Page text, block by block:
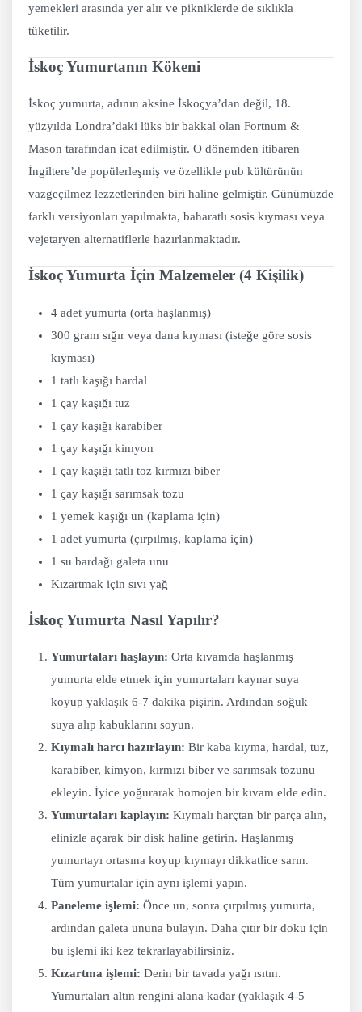
yemekleri arasında yer alır ve pikniklerde de sıklıkla
tüketilir.
İskoç Yumurtanın Kökeni
İskoç yumurta, adının aksine İskoçya’dan değil, 18.
yüzyılda Londra’daki lüks bir bakkal olan Fortnum &
Mason tarafından icat edilmiştir. O dönemden itibaren
İngiltere’de popülerleşmiş ve özellikle pub kültürünün
vazgeçilmez lezzetlerinden biri haline gelmiştir. Günümüzde
farklı versiyonları yapılmakta, baharatlı sosis kıyması veya
vejetaryen alternatiflerle hazırlanmaktadır.
İskoç Yumurta İçin Malzemeler (4 Kişilik)
4 adet yumurta (orta haşlanmış)
300 gram sığır veya dana kıyması (isteğe göre sosis
kıyması)
1 tatlı kaşığı hardal
1 çay kaşığı tuz
1 çay kaşığı karabiber
1 çay kaşığı kimyon
1 çay kaşığı tatlı toz kırmızı biber
1 çay kaşığı sarımsak tozu
1 yemek kaşığı un (kaplama için)
1 adet yumurta (çırpılmış, kaplama için)
1 su bardağı galeta unu
Kızartmak için sıvı yağ
İskoç Yumurta Nasıl Yapılır?
Yumurtaları haşlayın: Orta kıvamda haşlanmış
yumurta elde etmek için yumurtaları kaynar suya
koyup yaklaşık 6-7 dakika pişirin. Ardından soğuk
suya alıp kabuklarını soyun.
Kıymalı harcı hazırlayın: Bir kaba kıyma, hardal, tuz,
karabiber, kimyon, kırmızı biber ve sarımsak tozunu
ekleyin. İyice yoğurarak homojen bir kıvam elde edin.
Yumurtaları kaplayın: Kıymalı harçtan bir parça alın,
elinizle açarak bir disk haline getirin. Haşlanmış
yumurtayı ortasına koyup kıymayı dikkatlice sarın.
Tüm yumurtalar için aynı işlemi yapın.
Paneleme işlemi: Önce un, sonra çırpılmış yumurta,
ardından galeta ununa bulayın. Daha çıtır bir doku için
bu işlemi iki kez tekrarlayabilirsiniz.
Kızartma işlemi: Derin bir tavada yağı ısıtın.
Yumurtaları altın rengini alana kadar (yaklaşık 4-5